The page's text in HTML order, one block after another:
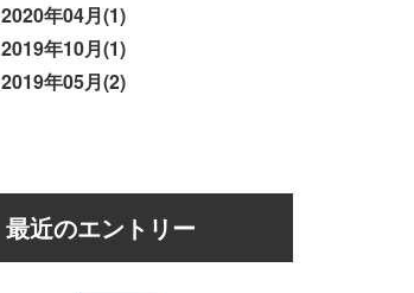
2020年04月(1)
2019年10月(1)
2019年05月(2)
最近のエントリー